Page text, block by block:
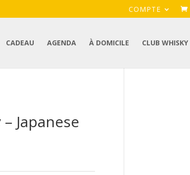
COMPTE
CADEAU AGENDA À DOMICILE CLUB WHISKY
Japanese